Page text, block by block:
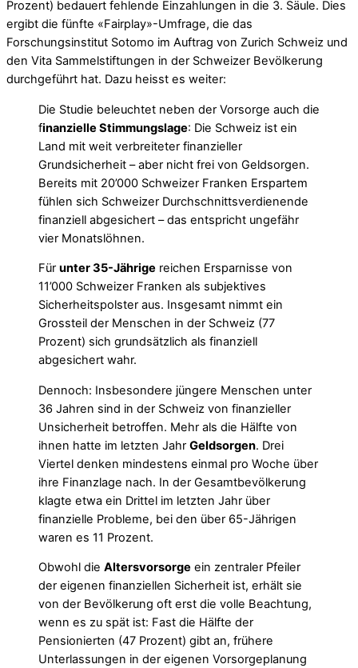
Prozent) bedauert fehlende Einzahlungen in die 3. Säule. Dies
ergibt die fünfte «Fairplay»-Umfrage, die das
Forschungsinstitut Sotomo im Auftrag von Zurich Schweiz und
den Vita Sammelstiftungen in der Schweizer Bevölkerung
durchgeführt hat. Dazu heisst es weiter:
Die Studie beleuchtet neben der Vorsorge auch die
finanzielle Stimmungslage: Die Schweiz ist ein
Land mit weit verbreiteter finanzieller
Grundsicherheit – aber nicht frei von Geldsorgen.
Bereits mit 20’000 Schweizer Franken Erspartem
fühlen sich Schweizer Durchschnittsverdienende
finanziell abgesichert – das entspricht ungefähr
vier Monatslöhnen.
Für unter 35-Jährige reichen Ersparnisse von
11’000 Schweizer Franken als subjektives
Sicherheitspolster aus. Insgesamt nimmt ein
Grossteil der Menschen in der Schweiz (77
Prozent) sich grundsätzlich als finanziell
abgesichert wahr.
Dennoch: Insbesondere jüngere Menschen unter
36 Jahren sind in der Schweiz von finanzieller
Unsicherheit betroffen. Mehr als die Hälfte von
ihnen hatte im letzten Jahr Geldsorgen. Drei
Viertel denken mindestens einmal pro Woche über
ihre Finanzlage nach. In der Gesamtbevölkerung
klagte etwa ein Drittel im letzten Jahr über
finanzielle Probleme, bei den über 65-Jährigen
waren es 11 Prozent.
Obwohl die Altersvorsorge ein zentraler Pfeiler
der eigenen finanziellen Sicherheit ist, erhält sie
von der Bevölkerung oft erst die volle Beachtung,
wenn es zu spät ist: Fast die Hälfte der
Pensionierten (47 Prozent) gibt an, frühere
Unterlassungen in der eigenen Vorsorgeplanung